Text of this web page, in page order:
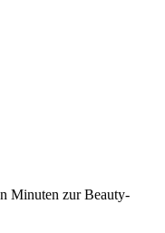
Minuten zur Beauty-